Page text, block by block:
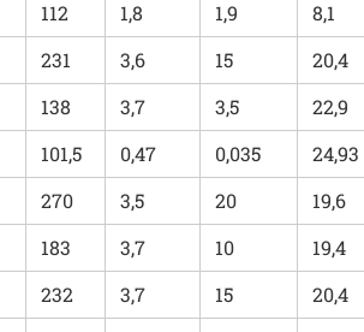
112 1,8 1,9
8,1
231 3,6 15
20,4
138 3,7 3,5
22,9
101,5 0,47 0,035
24,93
270 3,5 20
19,6
183 3,7 10
19,4
232 3,7 15
20,4